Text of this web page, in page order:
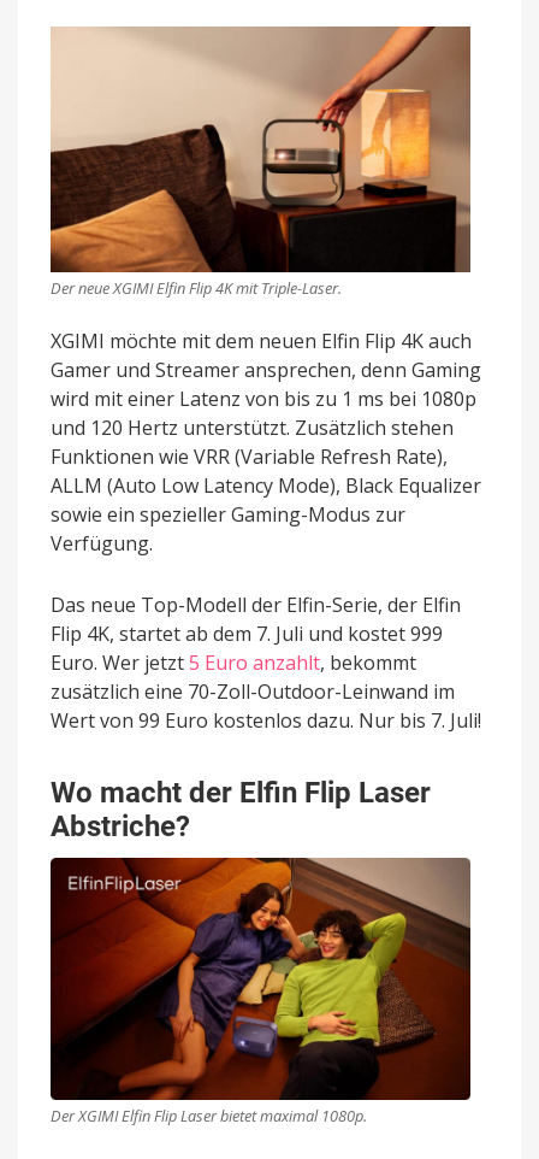
Der neue XGIMI Elfin Flip 4K mit Triple-Laser.
XGIMI möchte mit dem neuen Elfin Flip 4K auch
Gamer und Streamer ansprechen, denn Gaming
wird mit einer Latenz von bis zu 1 ms bei 1080p
und 120 Hertz unterstützt. Zusätzlich stehen
Funktionen wie VRR (Variable Refresh Rate),
ALLM (Auto Low Latency Mode), Black Equalizer
sowie ein spezieller Gaming-Modus zur
Verfügung.
Das neue Top-Modell der Elfin-Serie, der Elfin
Flip 4K, startet ab dem 7. Juli und kostet 999
Euro. Wer jetzt5 Euro anzahlt, bekommt
zusätzlich eine 70-Zoll-Outdoor-Leinwand im
Wert von 99 Euro kostenlos dazu. Nur bis 7. Juli!
Wo macht der Elfin Flip Laser
Abstriche?
Der XGIMI Elfin Flip Laser bietet maximal 1080p.